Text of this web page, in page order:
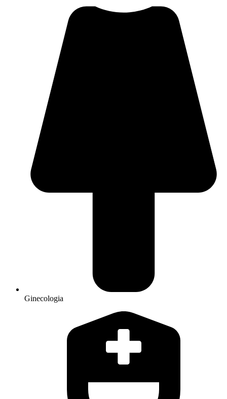
Ginecologia